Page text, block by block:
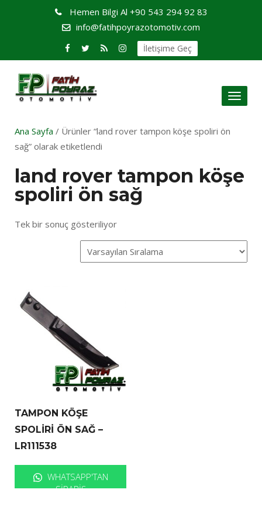
Hemen Bilgi Al +90 543 294 92 83
info@fatihpoyrazotomotiv.com
İletişime Geç
Toggle
Ana Sayfa / Ürünler “land rover tampon köşe spoliri ön
sağ” olarak etiketlendi
land rover tampon köşe
spoliri ön sağ
Tek bir sonuç gösteriliyor
TAMPON KÖŞE
SPOLİRİ ÖN SAĞ –
LR111538
WHATSAPP'TAN
SIPARIŞ